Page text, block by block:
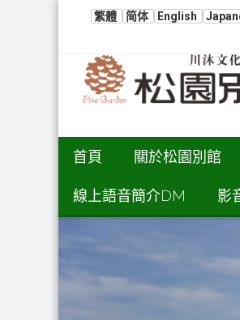
繁體 简体 English
首頁 關於松園別館
線上語音簡介DM 影